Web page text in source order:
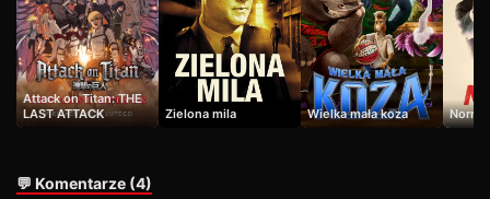
Attack on Titan: THE
LAST ATTACK
Zielona mila Wielka mała koza Normal
💬 Komentarze (4)